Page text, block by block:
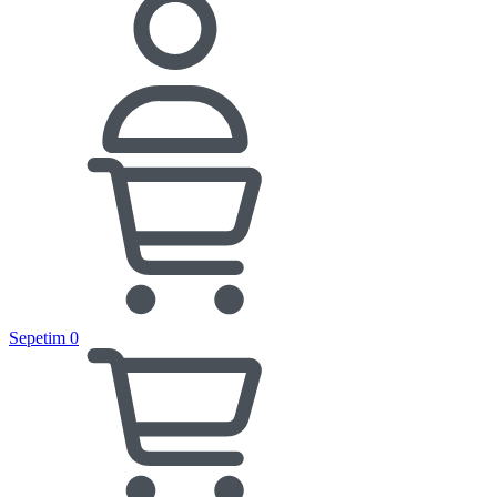
Sepetim 0